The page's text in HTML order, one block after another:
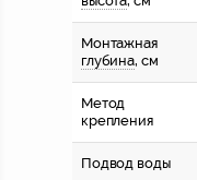
Монтажная
глубина, см
Метод
крепления
Подвод воды